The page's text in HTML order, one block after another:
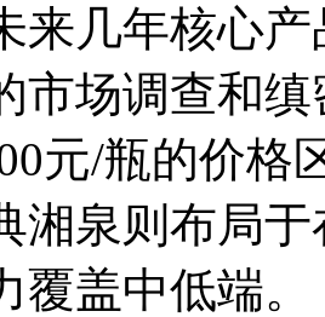
来几年核心
市场调查和
元/瓶的价格
湘泉则布局
覆盖中低端。